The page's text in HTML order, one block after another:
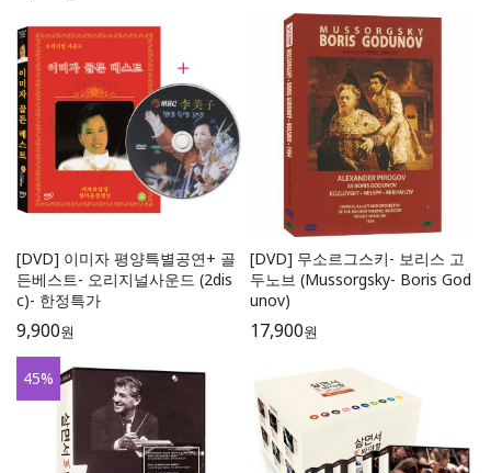
[DVD] 이미자 평양특별공연+ 골
든베스트- 오리지널사운드 (2dis
c)- 한정특가
9,900원
[DVD] 무소르그스키- 보리스 고
두노브 (Mussorgsky- Boris God
unov)
17,900원
45%